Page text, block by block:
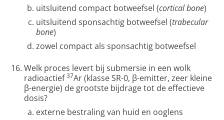
uitsluitend compact botweefsel (cortical bone)
uitsluitend sponsachtig botweefsel (trabecular
bone)
zowel compact als sponsachtig botweefsel
Welk proces levert bij submersie in een wolk
radioactief37Ar (klasse SR-0, β-emitter, zeer kleine
β-energie) de grootste bijdrage tot de effectieve
dosis?
externe bestraling van huid en ooglens